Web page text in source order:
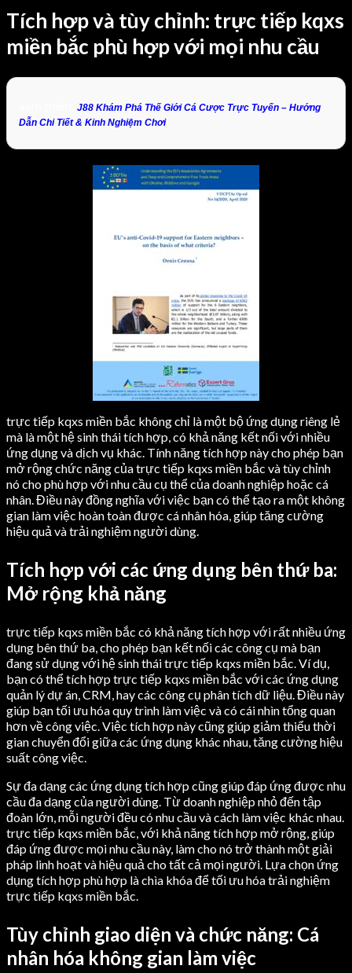
Tích hợp và tùy chỉnh: trực tiếp kqxs
miền bắc phù hợp với mọi nhu cầu
J88 Khám Phá Thế Giới Cá Cược Trực Tuyến – Hướng
Dẫn Chi Tiết & Kinh Nghiệm Chơi
trực tiếp kqxs miền bắc không chỉ là một bộ ứng dụng riêng lẻ
mà là một hệ sinh thái tích hợp, có khả năng kết nối với nhiều
ứng dụng và dịch vụ khác. Tính năng tích hợp này cho phép bạn
mở rộng chức năng của trực tiếp kqxs miền bắc và tùy chỉnh
nó cho phù hợp với nhu cầu cụ thể của doanh nghiệp hoặc cá
nhân. Điều này đồng nghĩa với việc bạn có thể tạo ra một không
gian làm việc hoàn toàn được cá nhân hóa, giúp tăng cường
hiệu quả và trải nghiệm người dùng.
Tích hợp với các ứng dụng bên thứ ba:
Mở rộng khả năng
trực tiếp kqxs miền bắc có khả năng tích hợp với rất nhiều ứng
dụng bên thứ ba, cho phép bạn kết nối các công cụ mà bạn
đang sử dụng với hệ sinh thái trực tiếp kqxs miền bắc. Ví dụ,
bạn có thể tích hợp trực tiếp kqxs miền bắc với các ứng dụng
quản lý dự án, CRM, hay các công cụ phân tích dữ liệu. Điều này
giúp bạn tối ưu hóa quy trình làm việc và có cái nhìn tổng quan
hơn về công việc. Việc tích hợp này cũng giúp giảm thiểu thời
gian chuyển đổi giữa các ứng dụng khác nhau, tăng cường hiệu
suất công việc.
Sự đa dạng các ứng dụng tích hợp cũng giúp đáp ứng được nhu
cầu đa dạng của người dùng. Từ doanh nghiệp nhỏ đến tập
đoàn lớn, mỗi người đều có nhu cầu và cách làm việc khác nhau.
trực tiếp kqxs miền bắc, với khả năng tích hợp mở rộng, giúp
đáp ứng được mọi nhu cầu này, làm cho nó trở thành một giải
pháp linh hoạt và hiệu quả cho tất cả mọi người. Lựa chọn ứng
dụng tích hợp phù hợp là chìa khóa để tối ưu hóa trải nghiệm
trực tiếp kqxs miền bắc.
Tùy chỉnh giao diện và chức năng: Cá
nhân hóa không gian làm việc